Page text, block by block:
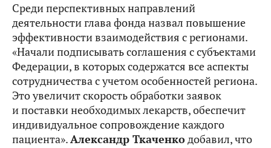
Среди перспективных направлений
деятельности глава фонда назвал повышение
эффективности взаимодействия с регионами.
«Начали подписывать соглашения с субъектами
Федерации, в которых содержатся все аспекты
сотрудничества с учетом особенностей региона.
Это увеличит скорость обработки заявок
и поставки необходимых лекарств, обеспечит
индивидуальное сопровождение каждого
пациента».Александр Ткаченко добавил, что